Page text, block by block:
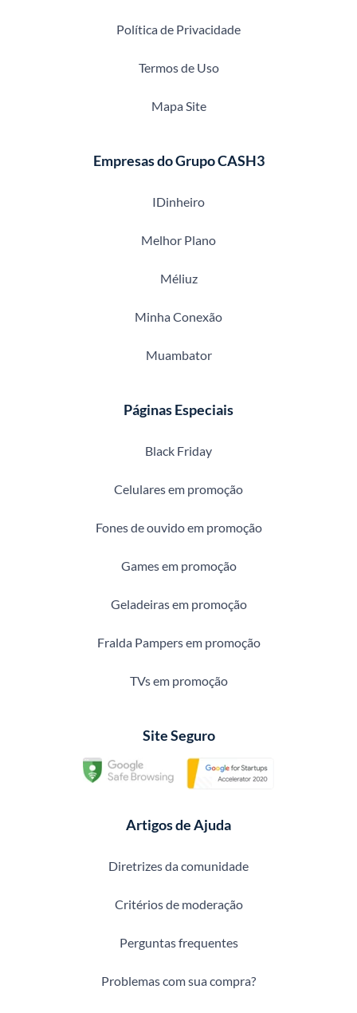
Política de Privacidade
Termos de Uso
Mapa Site
Empresas do Grupo CASH3
IDinheiro
Melhor Plano
Méliuz
Minha Conexão
Muambator
Páginas Especiais
Black Friday
Celulares em promoção
Fones de ouvido em promoção
Games em promoção
Geladeiras em promoção
Fralda Pampers em promoção
TVs em promoção
Site Seguro
Artigos de Ajuda
Diretrizes da comunidade
Critérios de moderação
Perguntas frequentes
Problemas com sua compra?